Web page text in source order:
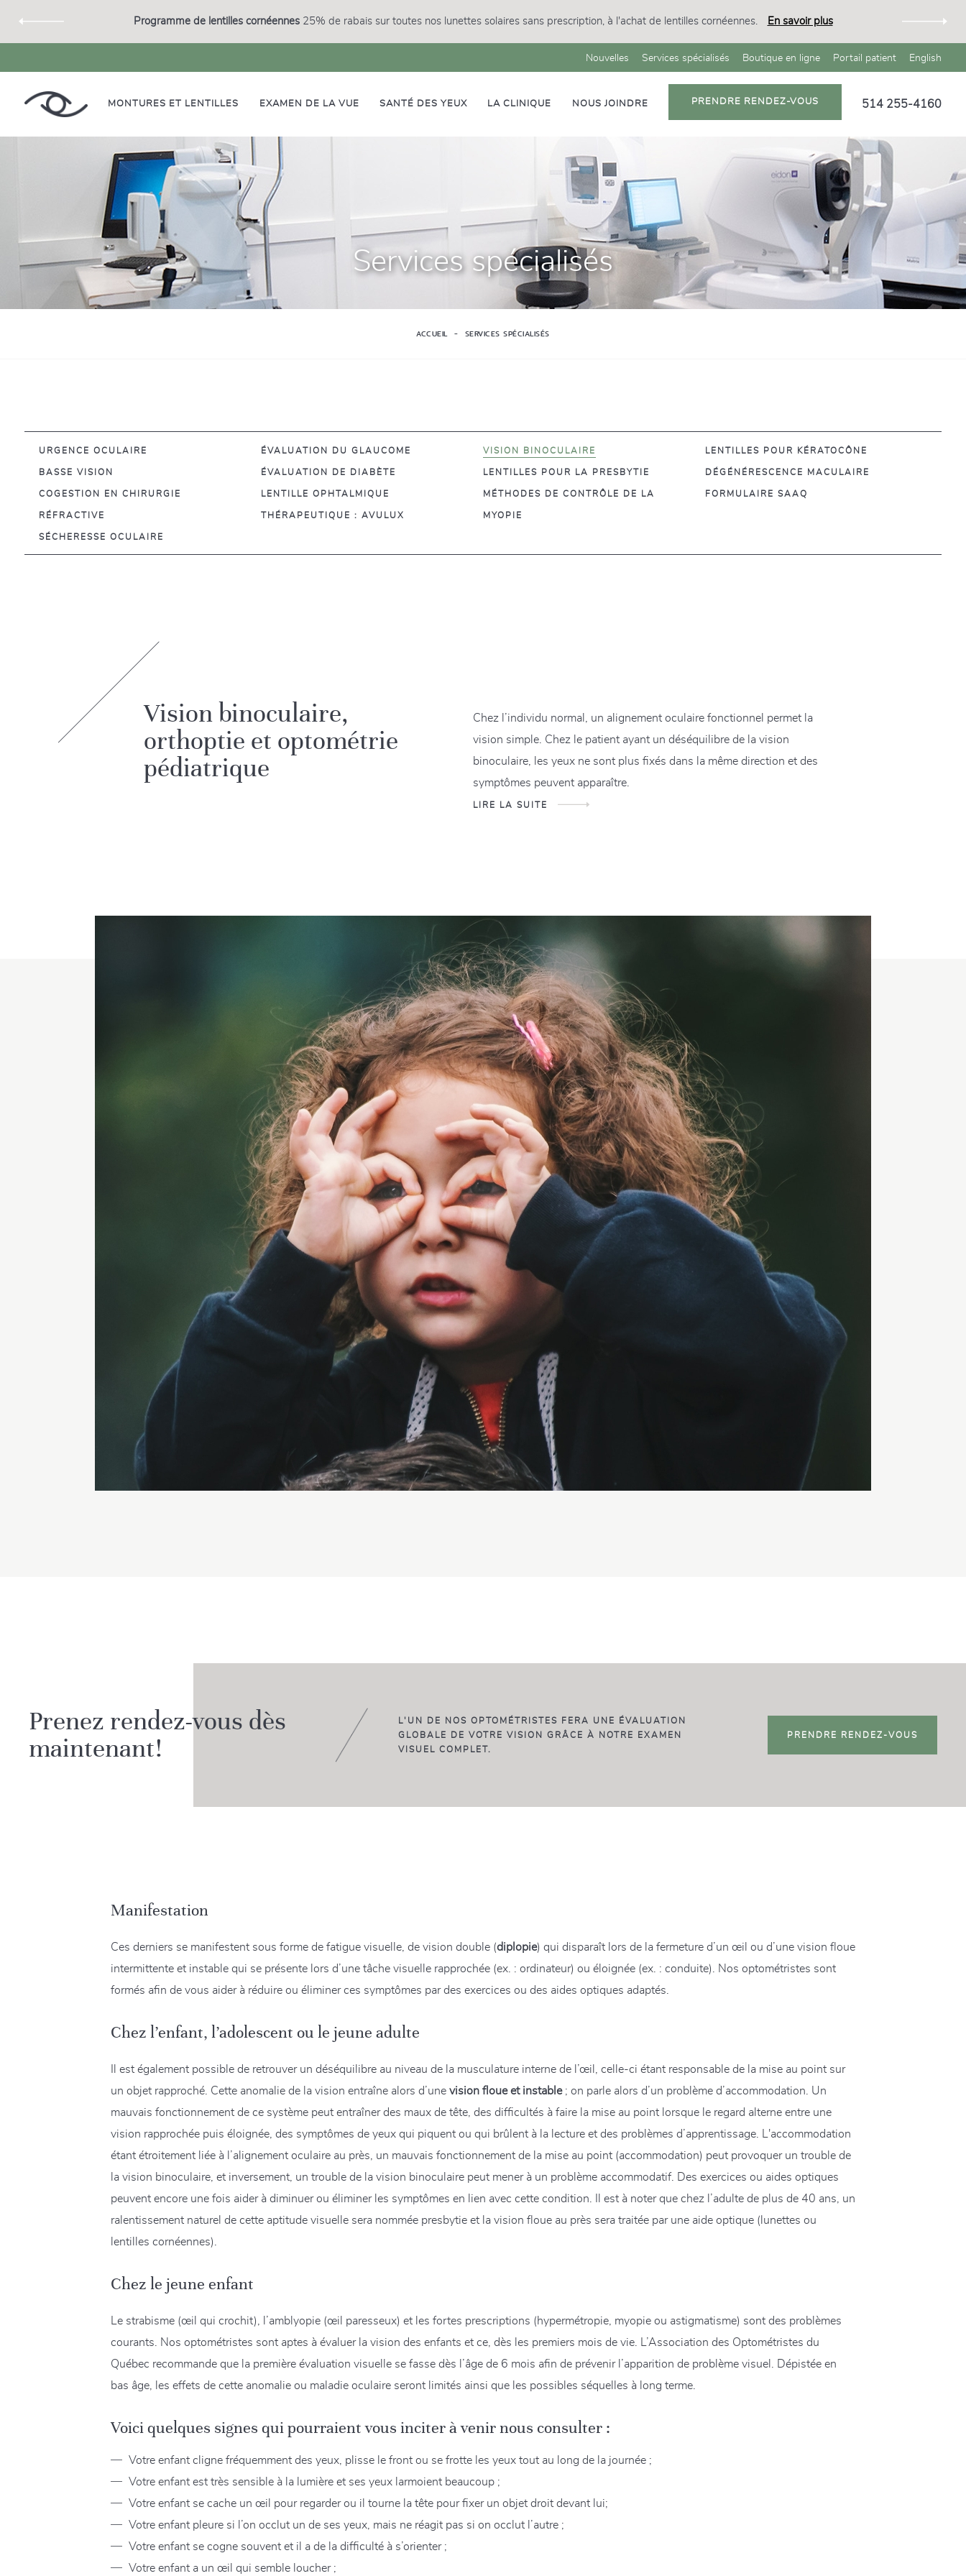
Programme de lentilles cornéennes 25% de rabais sur toutes nos lunettes solaires sans prescription, à l'achat de lentilles cornéennes. En savoir plus
Nouvelles Services spécialisés Boutique en ligne Portail patient English
MONTURES ET LENTILLES EXAMEN DE LA VUE SANTÉ DES YEUX LA CLINIQUE NOUS JOINDRE PRENDRE RENDEZ-VOUS 514 255-4160
Services spécialisés
ACCUEIL SERVICES SPÉCIALISÉS
URGENCE OCULAIRE ÉVALUATION DU GLAUCOME VISION BINOCULAIRE LENTILLES POUR KÉRATOCÔNE
BASSE VISION ÉVALUATION DE DIABÈTE LENTILLES POUR LA PRESBYTIE DÉGÉNÉRESCENCE MACULAIRE
COGESTION EN CHIRURGIE
RÉFRACTIVE
LENTILLE OPHTALMIQUE
THÉRAPEUTIQUE : AVULUX
MÉTHODES DE CONTRÔLE DE LA
MYOPIE
FORMULAIRE SAAQ
SÉCHERESSE OCULAIRE
Vision binoculaire,
orthoptie et optométrie
pédiatrique
Chez l’individu normal, un alignement oculaire fonctionnel permet la
vision simple. Chez le patient ayant un déséquilibre de la vision
binoculaire, les yeux ne sont plus fixés dans la même direction et des
symptômes peuvent apparaître.
LIRE LA SUITE
Prenez rendez-vous dès
maintenant!
L'UN DE NOS OPTOMÉTRISTES FERA UNE ÉVALUATION
GLOBALE DE VOTRE VISION GRÂCE À NOTRE EXAMEN
VISUEL COMPLET.
PRENDRE RENDEZ-VOUS
Manifestation
Ces derniers se manifestent sous forme de fatigue visuelle, de vision double (diplopie) qui disparaît lors de la fermeture d’un œil ou d’une vision floue
intermittente et instable qui se présente lors d’une tâche visuelle rapprochée (ex. : ordinateur) ou éloignée (ex. : conduite). Nos optométristes sont
formés afin de vous aider à réduire ou éliminer ces symptômes par des exercices ou des aides optiques adaptés.
Chez l’enfant, l’adolescent ou le jeune adulte
Il est également possible de retrouver un déséquilibre au niveau de la musculature interne de l’œil, celle-ci étant responsable de la mise au point sur
un objet rapproché. Cette anomalie de la vision entraîne alors d’une vision floue et instable ; on parle alors d’un problème d’accommodation. Un
mauvais fonctionnement de ce système peut entraîner des maux de tête, des difficultés à faire la mise au point lorsque le regard alterne entre une
vision rapprochée puis éloignée, des symptômes de yeux qui piquent ou qui brûlent à la lecture et des problèmes d’apprentissage. L'accommodation
étant étroitement liée à l’alignement oculaire au près, un mauvais fonctionnement de la mise au point (accommodation) peut provoquer un trouble de
la vision binoculaire, et inversement, un trouble de la vision binoculaire peut mener à un problème accommodatif. Des exercices ou aides optiques
peuvent encore une fois aider à diminuer ou éliminer les symptômes en lien avec cette condition. Il est à noter que chez l’adulte de plus de 40 ans, un
ralentissement naturel de cette aptitude visuelle sera nommée presbytie et la vision floue au près sera traitée par une aide optique (lunettes ou
lentilles cornéennes).
Chez le jeune enfant
Le strabisme (œil qui crochit), l’amblyopie (œil paresseux) et les fortes prescriptions (hypermétropie, myopie ou astigmatisme) sont des problèmes
courants. Nos optométristes sont aptes à évaluer la vision des enfants et ce, dès les premiers mois de vie. L’Association des Optométristes du
Québec recommande que la première évaluation visuelle se fasse dès l’âge de 6 mois afin de prévenir l’apparition de problème visuel. Dépistée en
bas âge, les effets de cette anomalie ou maladie oculaire seront limités ainsi que les possibles séquelles à long terme.
Voici quelques signes qui pourraient vous inciter à venir nous consulter :
Votre enfant cligne fréquemment des yeux, plisse le front ou se frotte les yeux tout au long de la journée ;
Votre enfant est très sensible à la lumière et ses yeux larmoient beaucoup ;
Votre enfant se cache un œil pour regarder ou il tourne la tête pour fixer un objet droit devant lui;
Votre enfant pleure si l’on occlut un de ses yeux, mais ne réagit pas si on occlut l’autre ;
Votre enfant se cogne souvent et il a de la difficulté à s’orienter ;
Votre enfant a un œil qui semble loucher ;